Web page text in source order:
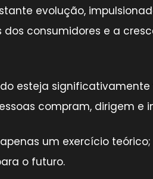
evolução,
consumidores e a
esteja
compram, dirigem e
um exercício
o futuro.